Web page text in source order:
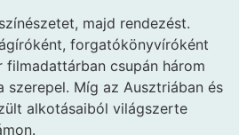
majd rendezést.
forgatókönyvíróként
filmadattárban csupán három
szerepel. Míg az Ausztriában és
alkotásaiból világszerte